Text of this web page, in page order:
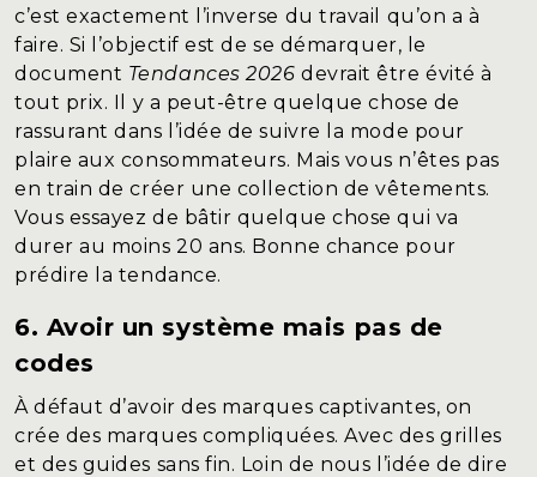
c’est exactement l’inverse du travail qu’on a à
faire. Si l’objectif est de se démarquer, le
document Tendances 2026 devrait être évité à
tout prix. Il y a peut-être quelque chose de
rassurant dans l’idée de suivre la mode pour
plaire aux consommateurs. Mais vous n’êtes pas
en train de créer une collection de vêtements.
Vous essayez de bâtir quelque chose qui va
durer au moins 20 ans. Bonne chance pour
prédire la tendance.
6. Avoir un système mais pas de
codes
À défaut d’avoir des marques captivantes, on
crée des marques compliquées. Avec des grilles
et des guides sans fin. Loin de nous l’idée de dire